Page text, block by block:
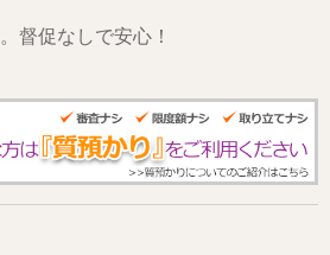
督促なしで安心！